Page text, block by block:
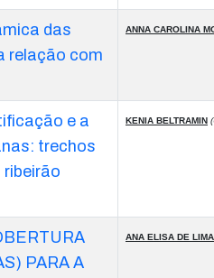
das
relação com
ANNA CAROLINA
e a
trechos
KENIA BELTRAMIN
PARA A
ANA ELISA DE